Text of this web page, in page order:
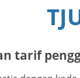
tarif